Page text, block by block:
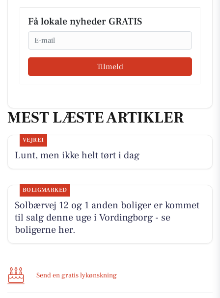
Få lokale nyheder GRATIS
Email
Tilmeld
MEST LÆSTE ARTIKLER
VEJRET
Lunt, men ikke helt tørt i dag
BOLIGMARKED
Solbærvej 12 og 1 anden boliger er kommet
til salg denne uge i Vordingborg - se
boligerne her.
Send en gratis lykønskning